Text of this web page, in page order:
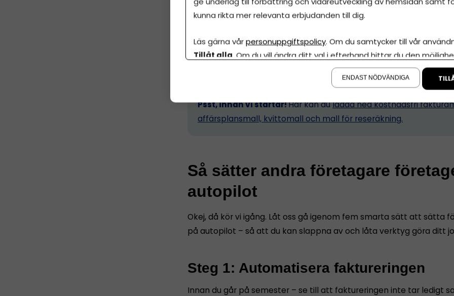
Men det behöver inte vara så. Med lite planering – och en
där alla funktioner pratar med varandra – kan du
sätta företaget
princip autopilot och faktiskt vara ledig i sommar.
Låt oss visa
andra företagare gör – med exempelvisSpiris ekonomiplattform
Psst, innan vi startar!Här kan duladda ned kostnadsfri
affärsplansmall, kvittomall och mall för reseräkning.
Så sätter andra företagare
autopilot
Okej, då kör vi igång. Låt oss gå igenom fem smarta sätt att sätta
på autopilot – så att du kan slappna av och låta verktyg göra ditt
Steg 1: Automatisera faktureringen
Innan du går på semester – se till att faktureringen inte tar ledigt
kunna rikta mer relevanta erbjudanden till dig.
Läs gärna vårpersonuppgiftspolicy. Om du samtycker till vår
Tillåt alla . Om du vill ändra ditt val i efterhand hittar du den
ENDAST NÖDVÄNDIGA